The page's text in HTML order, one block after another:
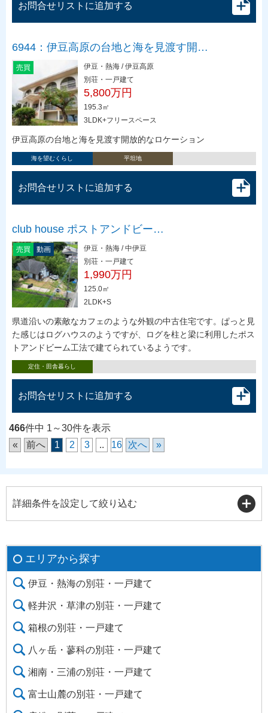
お問合せリストに追加する
6944：伊豆高原の台地と海を見渡す開…
売買
伊豆・熱海 / 伊豆高原
別荘・一戸建て
5,800万円
195.3㎡
3LDK+フリースペース
伊豆高原の台地と海を見渡す開放的なロケーション
海を望むくらし 平坦地
お問合せリストに追加する
club house ポストアンドビー…
売買 動画
伊豆・熱海 / 中伊豆
別荘・一戸建て
1,990万円
125.0㎡
2LDK+S
県道沿いの素敵なカフェのような外観の中古住宅です。ぱっと見
た感じはログハウスのようですが、ログを柱と梁に利用したポス
トアンドビーム工法で建てられているようです。
定住・田舎暮らし
お問合せリストに追加する
466件中 1～30件を表示
«
前へ 1 2 3 .. 16 次へ »
詳細条件を設定して絞り込む
エリアから探す
伊豆・熱海の別荘・一戸建て
軽井沢・草津の別荘・一戸建て
箱根の別荘・一戸建て
八ヶ岳・蓼科の別荘・一戸建て
湘南・三浦の別荘・一戸建て
富士山麓の別荘・一戸建て